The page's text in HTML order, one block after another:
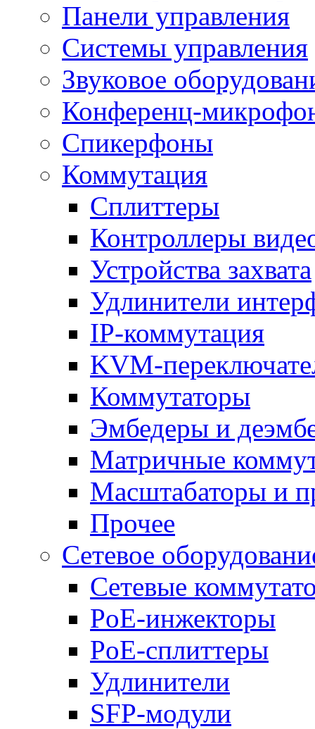
Панели управления
Системы управления
Звуковое
Конференц-
Спикерфоны
Коммутация
Сплиттеры
Контроллеры
Устройства захвата
Удлинители
IP-коммутация
KVM-
Коммутаторы
Эмбедеры и
Матричные
Масштабаторы и
Прочее
Сетевое
Сетевые
PoE-инжекторы
PoE-сплиттеры
Удлинители
SFP-модули